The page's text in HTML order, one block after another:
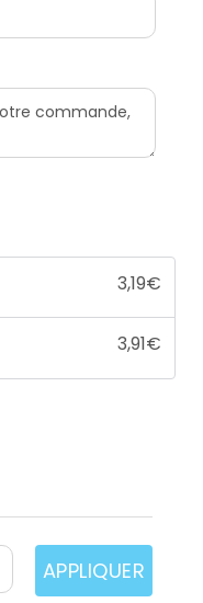
3,19€
3,91€
APPLIQUER